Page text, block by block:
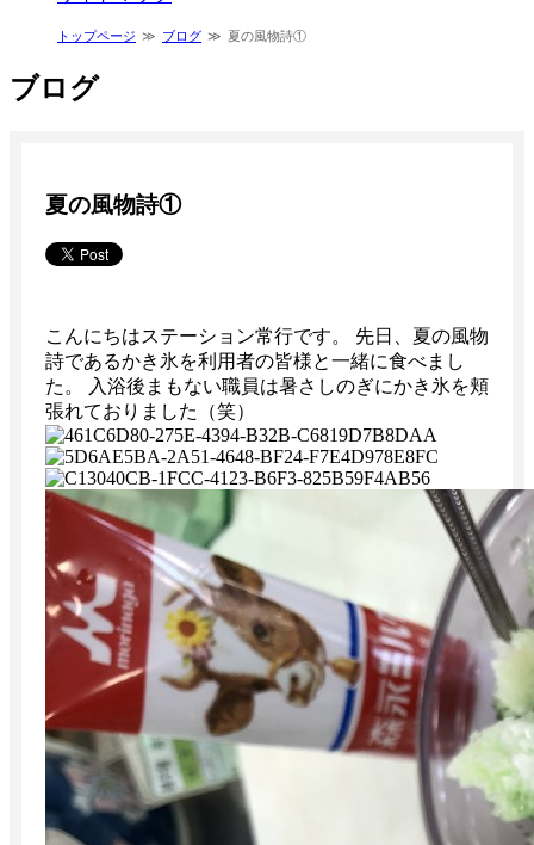
トップページ ブログ 夏の風物詩①
ブログ
夏の風物詩①
こんにちはステーション常行です。 先日、夏の風物
詩であるかき氷を利用者の皆様と一緒に食べまし
た。 入浴後まもない職員は暑さしのぎにかき氷を頬
張れておりました（笑）